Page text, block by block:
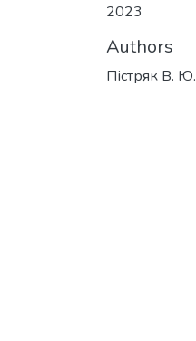
2023
Authors
Пістряк В. Ю.